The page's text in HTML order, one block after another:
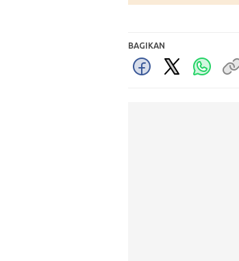
BAGIKAN